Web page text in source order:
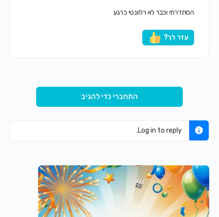
הסתדרתי וכבר לא רלוונטי כרגע
עזר לך?
התחברי כדי להגיב
Log in to reply.